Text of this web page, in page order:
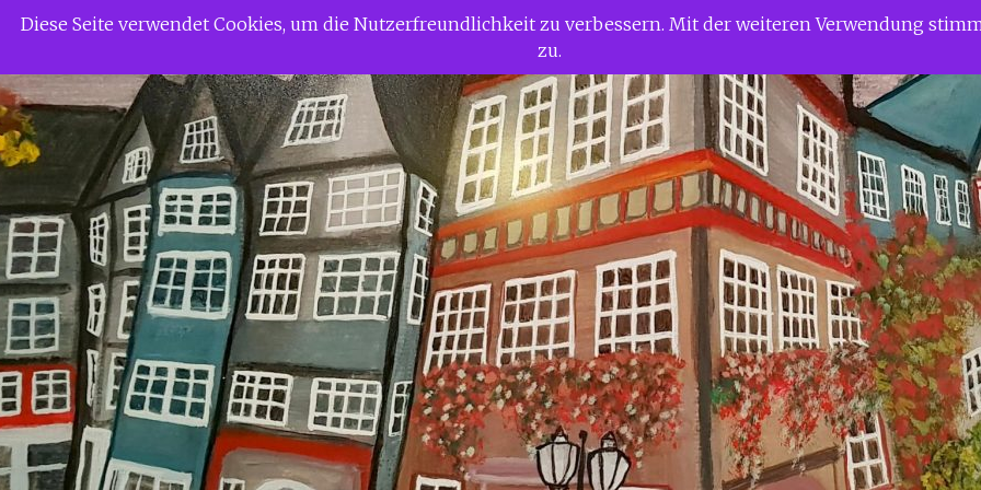
ZumSiggi Gerdaus Welt
Diese Seite verwendet Cookies, um die Nutzerfreundlichkeit zu verbessern. Mit der weiteren Verwendung
zu.